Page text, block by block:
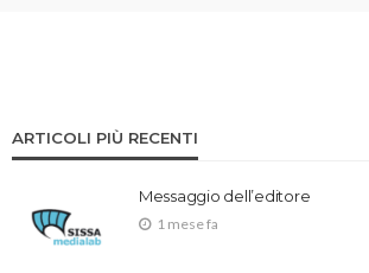
ARTICOLI PIÙ RECENTI
Messaggio dell’editore
1 mese fa